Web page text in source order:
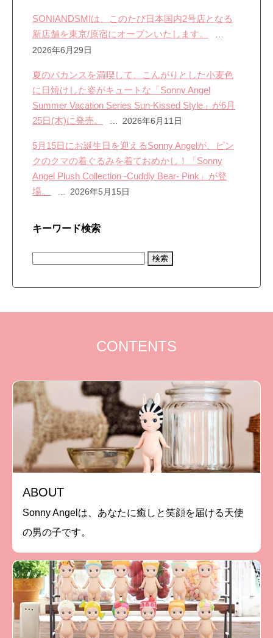
SONIANDSMIは、このたび日本国内2号店となる
新店舗を東京/原宿にオープンいたします。
2026年6月29日
夏のバカンスを満喫して、こんがりとした小麦色
に日焼けした姿がキュートな「Sonny Angel
Summer Vacation Series Sun-Kissed Style」が6月
25日(木)に発売。
2026年6月11日
5月15日にお誕生日を迎えるSonny Angelが、ピン
クのクマの着ぐるみを着ておめかし！「Sonny
Angel Plush Collection -Cuddly Bear- Pink」が登
場。
2026年5月15日
キーワード検索
CONTENTS
ABOUT
Sonny Angelは、あなたに癒しと笑顔を届ける天使
の男の子です。